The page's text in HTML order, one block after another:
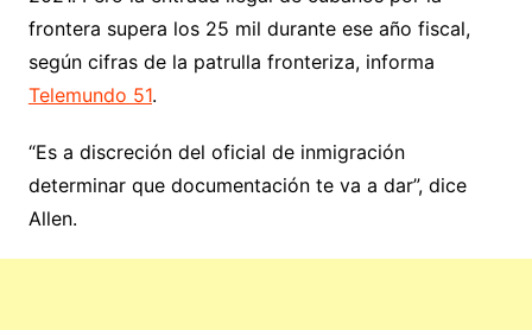
frontera supera los 25 mil durante ese año fiscal,
según cifras de la patrulla fronteriza, informa
Telemundo 51.
“Es a discreción del oficial de inmigración
determinar que documentación te va a dar”, dice
Allen.